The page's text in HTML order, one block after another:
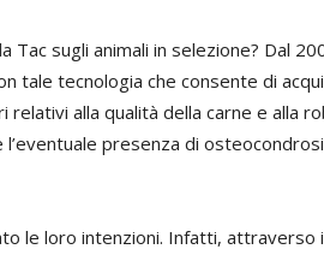
Tac sugli animali in selezione? Dal
tale tecnologia che consente di
alla qualità della carne e alla
presenza di
le loro intenzioni. Infatti, attraverso